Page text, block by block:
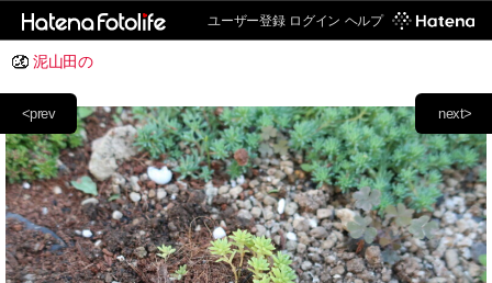
ユーザー登録 ログイン ヘルプ
泥山田の
next>
<prev